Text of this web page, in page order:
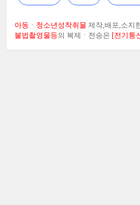
아동ㆍ청소년성착취물 제작,배포,소지
불법촬영물등의 복제ㆍ전송은 [전기통